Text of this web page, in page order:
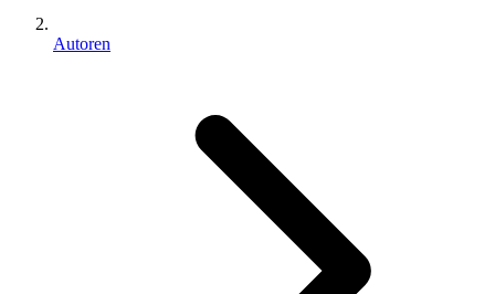
Autoren